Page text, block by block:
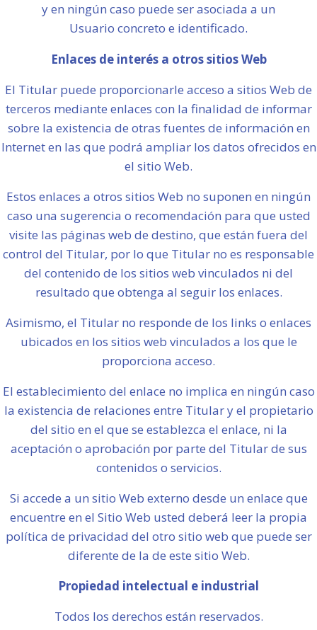
y en ningún caso puede ser asociada a un
Usuario concreto e identificado.
Enlaces de interés a otros sitios Web
El Titular puede proporcionarle acceso a sitios Web de
terceros mediante enlaces con la finalidad de informar
sobre la existencia de otras fuentes de información en
Internet en las que podrá ampliar los datos ofrecidos en
el sitio Web.
Estos enlaces a otros sitios Web no suponen en ningún
caso una sugerencia o recomendación para que usted
visite las páginas web de destino, que están fuera del
control del Titular, por lo que Titular no es responsable
del contenido de los sitios web vinculados ni del
resultado que obtenga al seguir los enlaces.
Asimismo, el Titular no responde de los links o enlaces
ubicados en los sitios web vinculados a los que le
proporciona acceso.
El establecimiento del enlace no implica en ningún caso
la existencia de relaciones entre Titular y el propietario
del sitio en el que se establezca el enlace, ni la
aceptación o aprobación por parte del Titular de sus
contenidos o servicios.
Si accede a un sitio Web externo desde un enlace que
encuentre en el Sitio Web usted deberá leer la propia
política de privacidad del otro sitio web que puede ser
diferente de la de este sitio Web.
Propiedad intelectual e industrial
Todos los derechos están reservados.